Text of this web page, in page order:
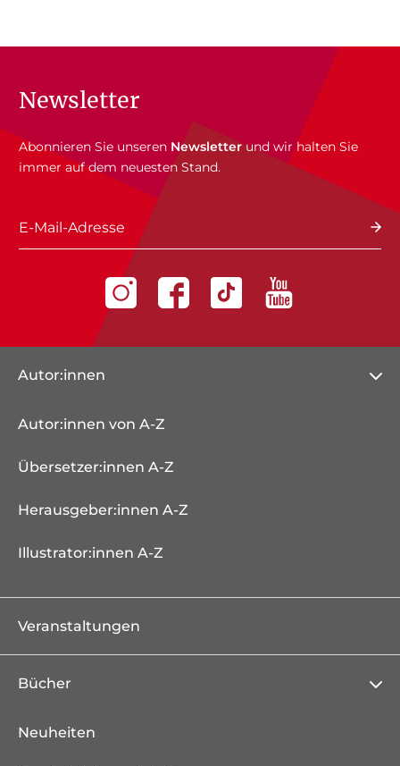
Newsletter
Abonnieren Sie unseren Newsletterund wir halten Sie
immer auf dem neuesten Stand.
E-Mail-Adresse
Autor:innen
Autor:innen von A-Z
Übersetzer:innen A-Z
Herausgeber:innen A-Z
Illustrator:innen A-Z
Veranstaltungen
Bücher
Neuheiten